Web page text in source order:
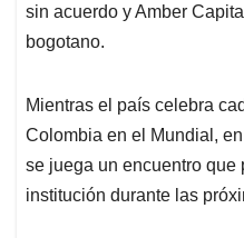
sin acuerdo y Amber
bogotano.
Mientras el país celebra
Colombia en el Mundial,
se juega un encuentro que
institución durante las